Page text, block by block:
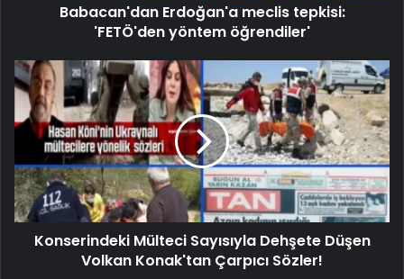
Babacan'dan Erdoğan'a meclis tepkisi:
'FETÖ'den yöntem öğrendiler'
Konserindeki Mülteci Sayısıyla Dehşete Düşen
Volkan Konak'tan Çarpıcı Sözler!